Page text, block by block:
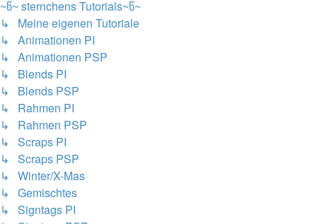
~წ~ sternchens Tutorials~წ~
↳ Meine eigenen Tutoriale
↳ Animationen PI
↳ Animationen PSP
↳ Blends PI
↳ Blends PSP
↳ Rahmen PI
↳ Rahmen PSP
↳ Scraps PI
↳ Scraps PSP
↳ Winter/X-Mas
↳ Gemischtes
↳ Signtags PI